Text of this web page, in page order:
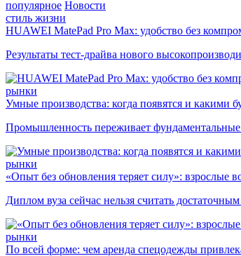
популярное Новости
стиль жизни
HUAWEI MatePad Pro Max: удобство без
Результаты тест-драйва нового
рынки
Умные производства: когда появятся и какими
Промышленность переживает фундаментальные
рынки
«Опыт без обновления теряет силу»: взрослые
Диплом вуза сейчас нельзя считать
рынки
По всей форме: чем аренда спецодежды